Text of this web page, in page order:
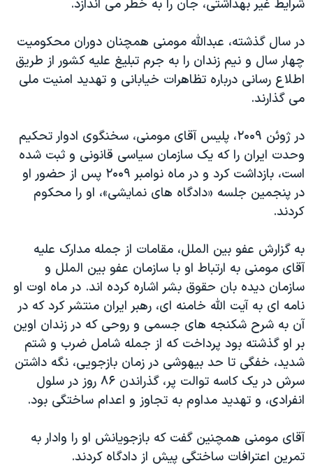
شرایط غیر بهداشتی، جان را به خطر می اندازد.
در سال گذشته، عبدالله مومنی همچنان دوران محکومیت
چهار سال و نیم زندان را به جرم تبلیغ علیه کشور از طریق
اطلاع رسانی درباره تظاهرات خیابانی و تهدید امنیت ملی
می گذارند.
در ژوئن ۲۰۰۹، پلیس آقای مومنی، سخنگوی ادوار تحکیم
وحدت ایران را که یک سازمان سیاسی قانونی و ثبت شده
است، بازداشت کرد و در ماه نوامبر ۲۰۰۹ پس از حضور او
در پنجمین جلسه «دادگاه های نمایشی»، او را محکوم
کردند.
به گزارش عفو بین الملل، مقامات از جمله مدارک علیه
آقای مومنی به ارتباط او با سازمان عفو بین الملل و
سازمان دیده بان حقوق بشر اشاره کرده اند. در ماه اوت او
نامه ای به آیت الله خامنه ای، رهبر ایران منتشر کرد که در
آن به شرح شکنجه های جسمی و روحی که در زندان اوین
بر او گذشته بود پرداخت که از جمله شامل ضرب و شتم
شدید، خفگی تا حد بیهوشی در زمان بازجویی، نگه داشتن
سرش در یک کاسه توالت پر، گذراندن ۸۶ روز در سلول
انفرادی، و تهدید مداوم به تجاوز و اعدام ساختگی بود.
آقای مومنی همچنین گفت که بازجویانش او را وادار به
تمرین اعترافات ساختگی پیش از دادگاه کردند.